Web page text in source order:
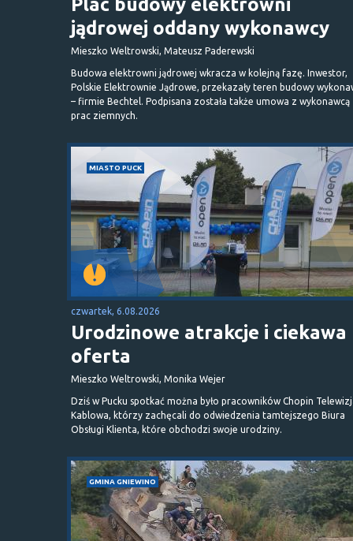
jądrowej oddany wykonawcy
Mieszko Weltrowski, Mateusz Paderewski
Budowa elektrowni jądrowej wkracza w kolejną fazę. Inwestor,
Polskie Elektrownie Jądrowe, przekazały teren budowy
– firmie Bechtel. Podpisana została także umowa z wykonawcą
prac ziemnych.
MIASTO PUCK
czwartek, 6.08.2026
Urodzinowe atrakcje i ciekawa
oferta
Mieszko Weltrowski, Monika Wejer
Dziś w Pucku spotkać można było pracowników Chopin
Kablowa, którzy zachęcali do odwiedzenia tamtejszego Biura
Obsługi Klienta, które obchodzi swoje urodziny.
GMINA GNIEWINO